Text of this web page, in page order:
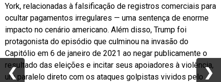
York, relacionadas à falsificação de registros comerciais para
ocultar pagamentos irregulares — uma sentença de enorme
impacto no cenário americano. Além disso, Trump foi
protagonista do episódio que culminou na invasão do
Capitólio em 6 de janeiro de 2021 ao negar publicamente o
resultado das eleições e incitar seus apoiadores à violência,
um paralelo direto com os ataques golpistas vividos pelo
❮ ❯
❮ ❯